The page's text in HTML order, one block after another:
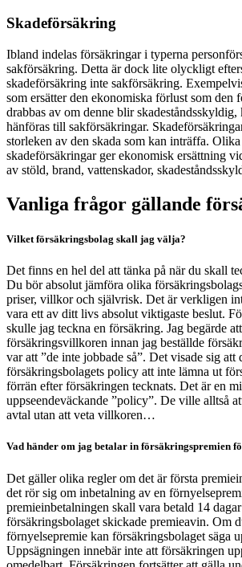
Skadeförsäkring
Ibland indelas försäkringar i typerna
sakförsäkring. Detta är dock lite olyckligt
skadeförsäkring inte sakförsäkring.
som ersätter den ekonomiska förlust som den
drabbas av om denne blir skadeståndsskyldig,
hänföras till sakförsäkringar.
storleken av den skada som kan inträffa.
skadeförsäkringar ger ekonomisk ersättning
av stöld, brand, vattenskador,
Vanliga frågor gällande
Vilket försäkringsbolag skall jag välja?
Det finns en hel del att tänka på när du skall
Du bör absolut jämföra olika
priser, villkor och självrisk. Det är verkligen
vara ett av ditt livs absolut viktigaste beslut.
skulle jag teckna en försäkring. Jag begärde
försäkringsvillkoren innan jag beställde
var att ”de inte jobbade så”. Det visade sig att
försäkringsbolagets policy att inte lämna ut
förrän efter försäkringen tecknats. Det är en
uppseendeväckande ”policy”. De ville alltså
avtal utan att veta villkoren…
Vad händer om jag betalar in försäkringspremien
Det gäller olika regler om det är första
det rör sig om inbetalning av en
premieinbetalningen skall vara betald 14
försäkringsbolaget skickade premieavin. Om
förnyelsepremie kan försäkringsbolaget säga
Uppsägningen innebär inte att försäkringen